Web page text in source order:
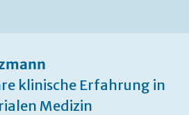
klinische Erfahrung in
Medizin